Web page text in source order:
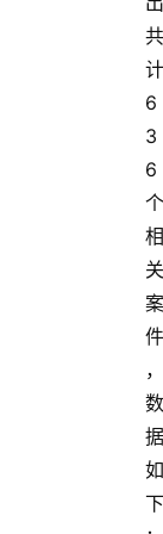
共
计
6
3
6
个
相
关
案
件
，
数
据
如
下